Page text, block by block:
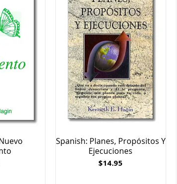
Spanish: Planes, Propósitos Y
Ejecuciones
Price
$14.95